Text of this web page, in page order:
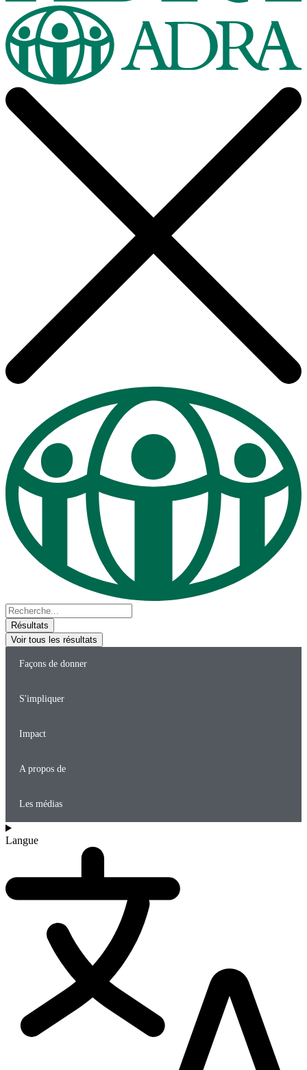
Recherche
...Résultats
Voir tous les résultats
Façons de donner
S'impliquer
Impact
A propos de
Les médias
Langue